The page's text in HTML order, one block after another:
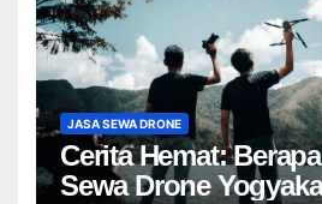
JASA SEWA DRONE
Cerita Hemat:
Sewa Drone